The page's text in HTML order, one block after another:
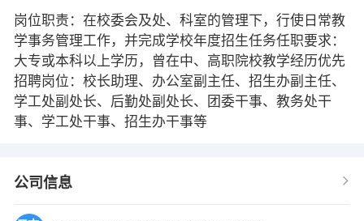
岗位职责：在校委会及处、科室的管理下，行使日常教
学事务管理工作，并完成学校年度招生任务任职要求：
大专或本科以上学历，曾在中、高职院校教学经历优先
招聘岗位：校长助理、办公室副主任、招生办副主任、
学工处副处长、后勤处副处长、团委干事、教务处干
事、学工处干事、招生办干事等
公司信息